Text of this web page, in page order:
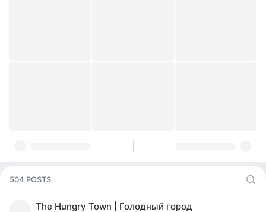
504 POSTS
The Hungry Town | Голодный город